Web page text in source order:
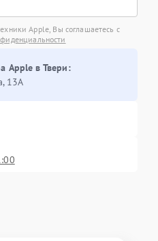
Apple, Вы соглашаетесь с
Apple в Твери:
13А